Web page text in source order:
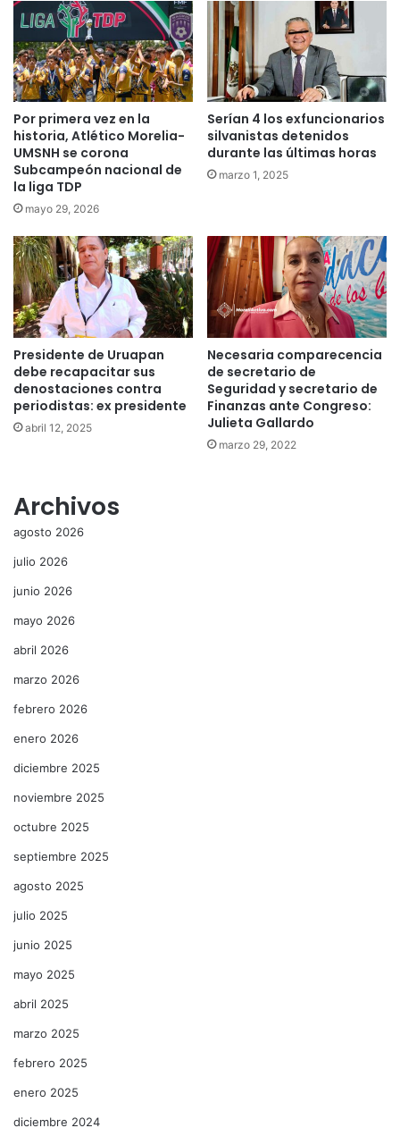
Por primera vez en la
historia, Atlético Morelia-
UMSNH se corona
Subcampeón nacional de
la liga TDP
mayo 29, 2026
Serían 4 los exfuncionarios
silvanistas detenidos
durante las últimas horas
marzo 1, 2025
Presidente de Uruapan
debe recapacitar sus
denostaciones contra
periodistas: ex presidente
abril 12, 2025
Necesaria comparecencia
de secretario de
Seguridad y secretario de
Finanzas ante Congreso:
Julieta Gallardo
marzo 29, 2022
Archivos
agosto 2026
julio 2026
junio 2026
mayo 2026
abril 2026
marzo 2026
febrero 2026
enero 2026
diciembre 2025
noviembre 2025
octubre 2025
septiembre 2025
agosto 2025
julio 2025
junio 2025
mayo 2025
abril 2025
marzo 2025
febrero 2025
enero 2025
diciembre 2024